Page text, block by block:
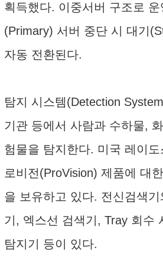
획득했다. 이중서버 구조로 운
(Primary) 서버 중단 시 대기
자동 전환된다.
탐지 시스템(Detection
기관 등에서 사람과 수하물,
험물을 탐지한다. 미국 레이
로비전(ProVision) 제품에 대
을 보유하고 있다. 전신검색기
기, 엑스선 검색기, Tray 회수
탐지기 등이 있다.